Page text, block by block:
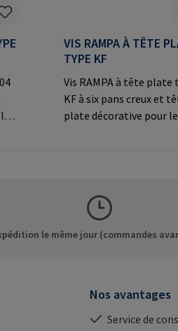
VIS RAMPA À TÊTE
TYPE KF
Vis RAMPA à tête plate
KF à six pans creux et
plate décorative pour
Büchen Germany E-Mail:
mail@rampa.com
le même jour (commandes
Nos avantages
Service de